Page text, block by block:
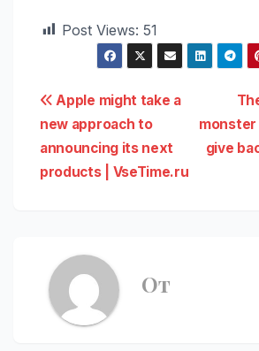
Post Views: 51
Навигация
по
записям
monster
give
Apple might take a
new approach to
announcing its next
products | VseTime.ru
От